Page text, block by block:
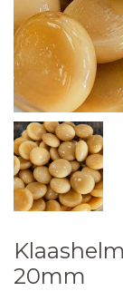
20mm